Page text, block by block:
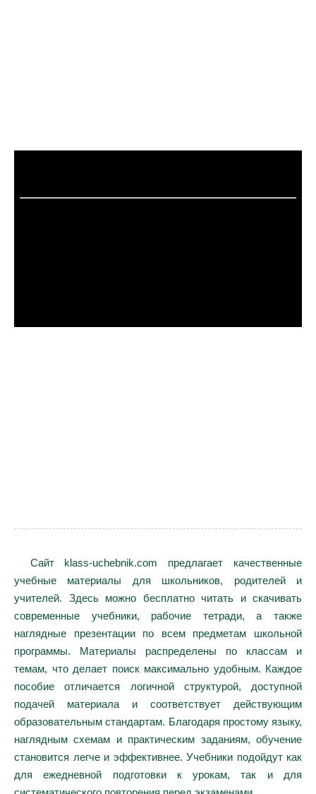
Сайт klass-uchebnik.com предлагает качественные
учебные материалы для школьников, родителей и
учителей. Здесь можно бесплатно читать и скачивать
современные учебники, рабочие тетради, а также
наглядные презентации по всем предметам школьной
программы. Материалы распределены по классам и
темам, что делает поиск максимально удобным. Каждое
пособие отличается логичной структурой, доступной
подачей материала и соответствует действующим
образовательным стандартам. Благодаря простому языку,
наглядным схемам и практическим заданиям, обучение
становится легче и эффективнее. Учебники подойдут как
для ежедневной подготовки к урокам, так и для